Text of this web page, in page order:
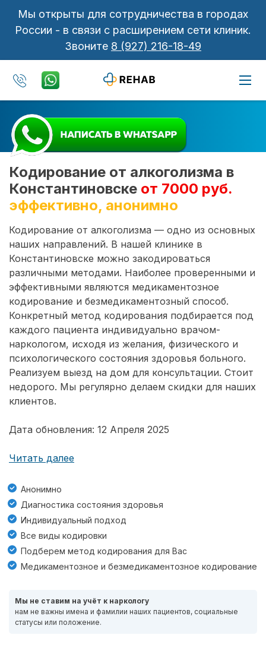
Мы открыты для сотрудничества в городах
России - в связи с расширением сети клиник.
Звоните 8 (927) 216-18-49
Кодирование от алкоголизма в
Константиновске от 7000 руб.
эффективно, анонимно
Кодирование от алкоголизма — одно из основных
наших направлений. В нашей клинике в
Константиновске можно закодироваться
различными методами. Наиболее проверенными и
эффективными являются медикаментозное
кодирование и безмедикаментозный способ.
Конкретный метод кодирования подбирается под
каждого пациента индивидуально врачом-
наркологом, исходя из желания, физического и
психологического состояния здоровья больного.
Реализуем выезд на дом для консультации. Стоит
недорого. Мы регулярно делаем скидки для наших
клиентов.
Дата обновления: 12 Апреля 2025
Читать далее
Анонимно
Диагностика состояния здоровья
Индивидуальный подход
Все виды кодировки
Подберем метод кодирования для Вас
Медикаментозное и безмедикаментозное кодирование
Мы не ставим на учёт к наркологу
нам не важны имена и фамилии наших пациентов, социальные
статусы или положение.